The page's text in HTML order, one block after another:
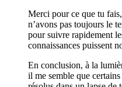
Merci pour ce que tu
n’avons pas toujours le
pour suivre rapidement
connaissances puissent
En conclusion, à la
il me semble que